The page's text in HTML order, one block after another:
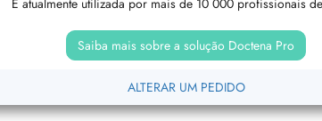
É atualmente utilizada por mais de 10 000 profissionais
Saiba mais sobre a solução Doctena Pro
ALTERAR UM PEDIDO